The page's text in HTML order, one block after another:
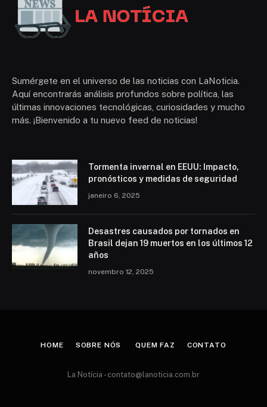
Sumérgete en el universo de las noticias con LaNoticia.
Aquí encontrarás análisis profundos sobre política, las
últimas innovaciones tecnológicas, curiosidades y mucho
más. ¡Bienvenido a tu nuevo feed de noticias!
Tormenta invernal en EEUU: Impacto,
pronósticos y medidas de seguridad
janeiro 6, 2025
Desastres causados por tornados en
Brasil dejan 19 muertos en los últimos 12
años
novembro 12, 2025
HOME SOBRE NÓS QUEM FAZ CONTATO
La Notícia - contato@lanoticia.com.br